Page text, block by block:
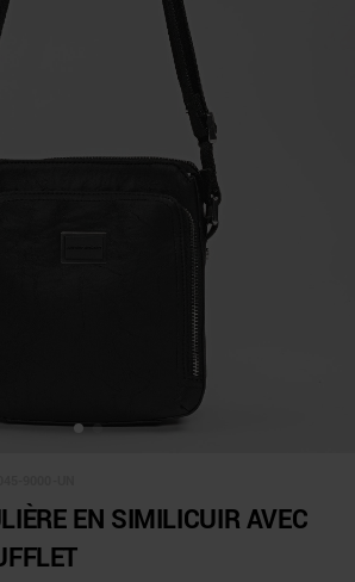
EN SIMILICUIR AVEC